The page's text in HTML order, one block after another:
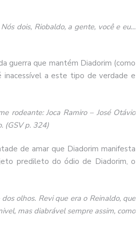
dois, Riobaldo, a gente, você e eu…
guerra que mantém Diadorim (como
inacessível a este tipo de verdade e
rodeante: Joca Ramiro – José Otávio
(GSV p. 324)
de amar que Diadorim manifesta
predileto do ódio de Diadorim, o
olhos. Revi que era o Reinaldo, que
mas diabrável sempre assim, como